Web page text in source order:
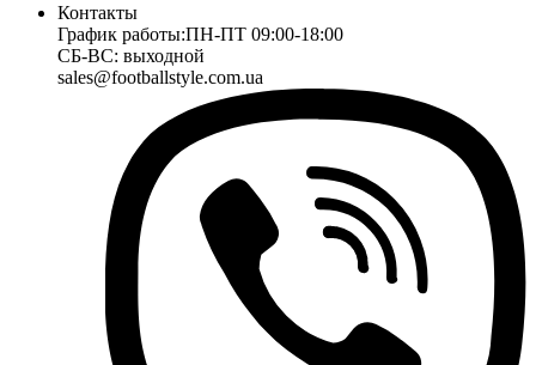
Контакты
График работы:ПН-ПТ 09:00-18:00
СБ-ВС: выходной
sales@footballstyle.com.ua